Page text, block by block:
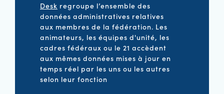
Desk regroupe l’ensemble des
données administratives relatives
aux membres de la fédération. Les
animateurs, les équipes d'unité, les
cadres fédéraux ou le 21 accèdent
aux mêmes données mises à jour en
temps réel par les uns ou les autres
selon leur fonction